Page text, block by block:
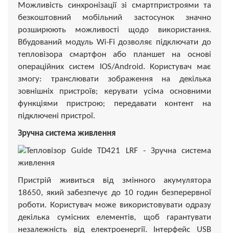
Можливість синхронізації зі смартпристроями та
безкоштовний мобільний застосунок значно
розширюють можливості щодо використання.
Вбудований модуль Wi-Fi дозволяє підключати до
тепловізора смартфон або планшет на основі
операційних систем IOS/Android. Користувач має
змогу: транслювати зображення на декілька
зовнішніх пристроїв; керувати усіма основними
функціями пристрою; передавати контент на
підключені пристрої.
Зручна система живлення
Пристрій живиться від змінного акумулятора
18650, який забезпечує до 10 годин безперервної
роботи. Користувач може використовувати одразу
декілька сумісних елементів, щоб гарантувати
незалежність від електроенергії. Інтерфейс USB